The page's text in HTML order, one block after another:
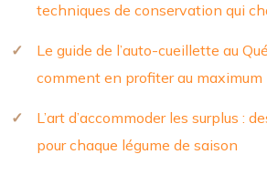
techniques de conservation qui
Le guide de l’auto-cueillette au
comment en profiter au maximum
L’art d’accommoder les surplus :
pour chaque légume de saison